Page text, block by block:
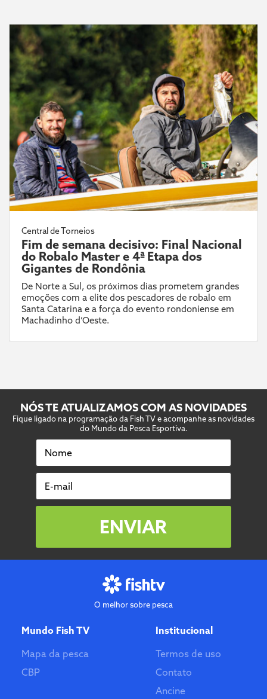
Central de Torneios
Fim de semana decisivo: Final Nacional
do Robalo Master e 4ª Etapa dos
Gigantes de Rondônia
De Norte a Sul, os próximos dias prometem grandes
emoções com a elite dos pescadores de robalo em
Santa Catarina e a força do evento rondoniense em
Machadinho d’Oeste.
NÓS TE ATUALIZAMOS COM AS NOVIDADES
Fique ligado na programação da Fish TV e acompanhe as novidades
do Mundo da Pesca Esportiva.
Nome
E-mail
ENVIAR
O melhor sobre pesca
Mundo Fish TV
Mapa da pesca
CBP
Institucional
Termos de uso
Contato
Ancine